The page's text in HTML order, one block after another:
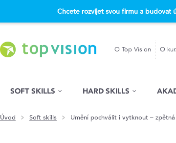
Chcete rozvíjet svou firmu a budovat
O Top Vision O
SOFT SKILLS HARD SKILLS
Úvod Soft skills Umění pochválit i vytknout –